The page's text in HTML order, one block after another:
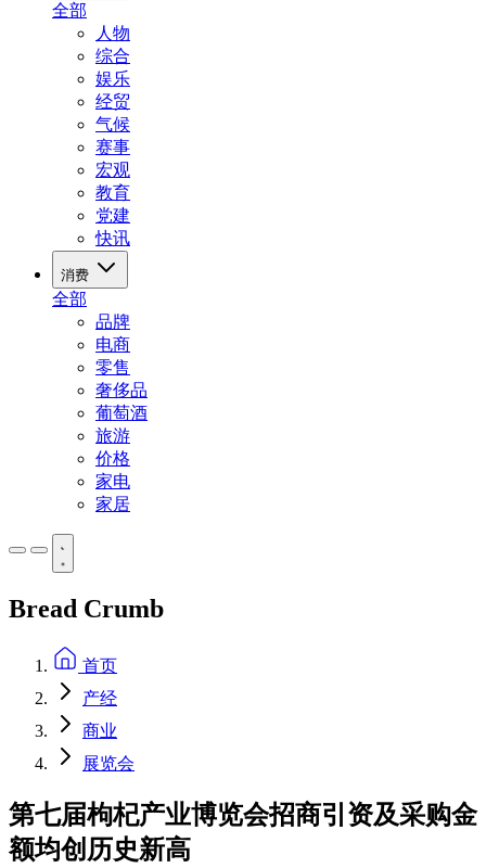
全部
人物
综合
娱乐
经贸
气候
赛事
宏观
教育
党建
快讯
消费
全部
品牌
电商
零售
奢侈品
葡萄酒
旅游
价格
家电
家居
Bread Crumb
首页
产经
商业
展览会
第七届枸杞产业博览会招商引资及采购金
额均创历史新高